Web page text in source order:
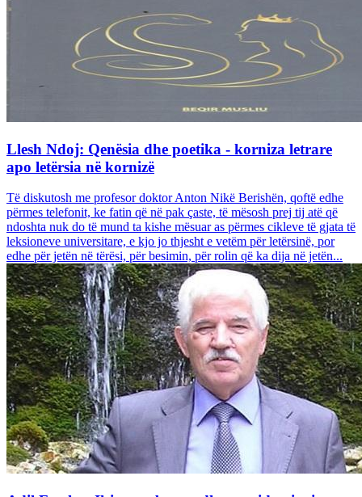
Llesh Ndoj: Qenësia dhe poetika - korniza letrare
apo letërsia në kornizë
Të diskutosh me profesor doktor Anton Nikë Berishën, qoftë edhe
përmes telefonit, ke fatin që në pak çaste, të mësosh prej tij atë që
ndoshta nuk do të mund ta kishe mësuar as përmes cikleve të gjata të
leksioneve universitare, e kjo jo thjesht e vetëm për letërsinë, por
edhe për jetën në tërësi, për besimin, për rolin që ka dija në jetën...